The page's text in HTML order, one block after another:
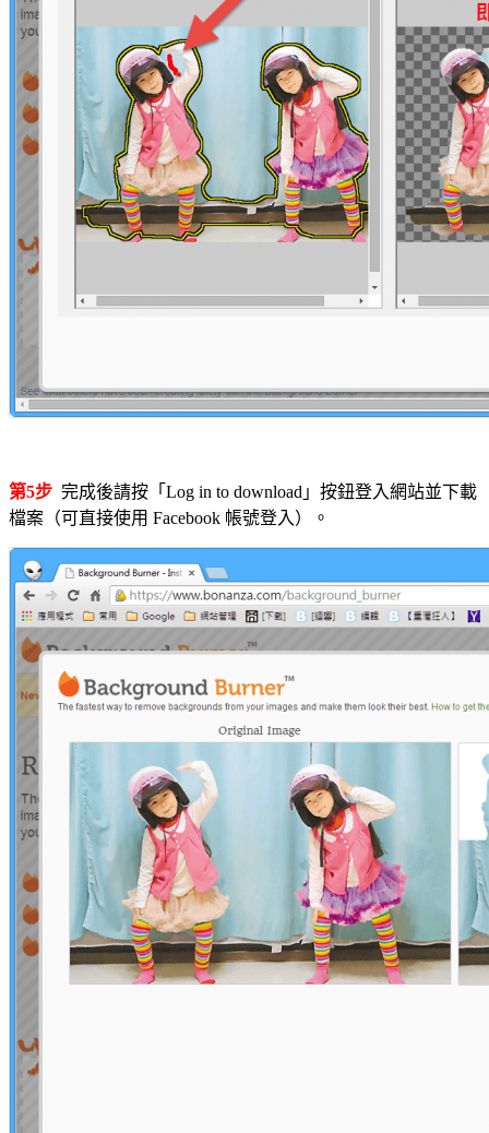
第5步 完成後請按「Log in to download」按鈕登入網站並下載
檔案（可直接使用 Facebook 帳號登入）。